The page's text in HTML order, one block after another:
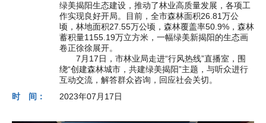
绿美揭阳生态建设，推动了林业高质量发展，各项工
作实现良好开局。目前，全市森林面积26.81万公
顷，林地面积27.55万公顷，森林覆盖率50.9%，森林
蓄积量1155.19万立方米，一幅绿美新揭阳的生态画
卷正徐徐展开。
7月17日，市林业局走进“行风热线”直播室，围
绕“创建森林城市，共建绿美揭阳”主题，与听众进行
互动交流，解答群众咨询，回应社会关切。
时 间：
2023年07月17日